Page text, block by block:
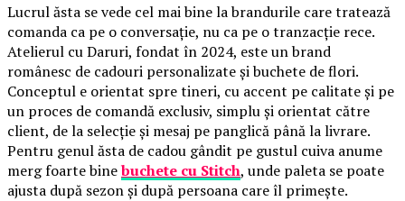
Lucrul ăsta se vede cel mai bine la brandurile care tratează
comanda ca pe o conversație, nu ca pe o tranzacție rece.
Atelierul cu Daruri, fondat în 2024, este un brand
românesc de cadouri personalizate și buchete de flori.
Conceptul e orientat spre tineri, cu accent pe calitate și pe
un proces de comandă exclusiv, simplu și orientat către
client, de la selecție și mesaj pe panglică până la livrare.
Pentru genul ăsta de cadou gândit pe gustul cuiva anume
merg foarte binebuchete cu Stitch, unde paleta se poate
ajusta după sezon și după persoana care îl primește.